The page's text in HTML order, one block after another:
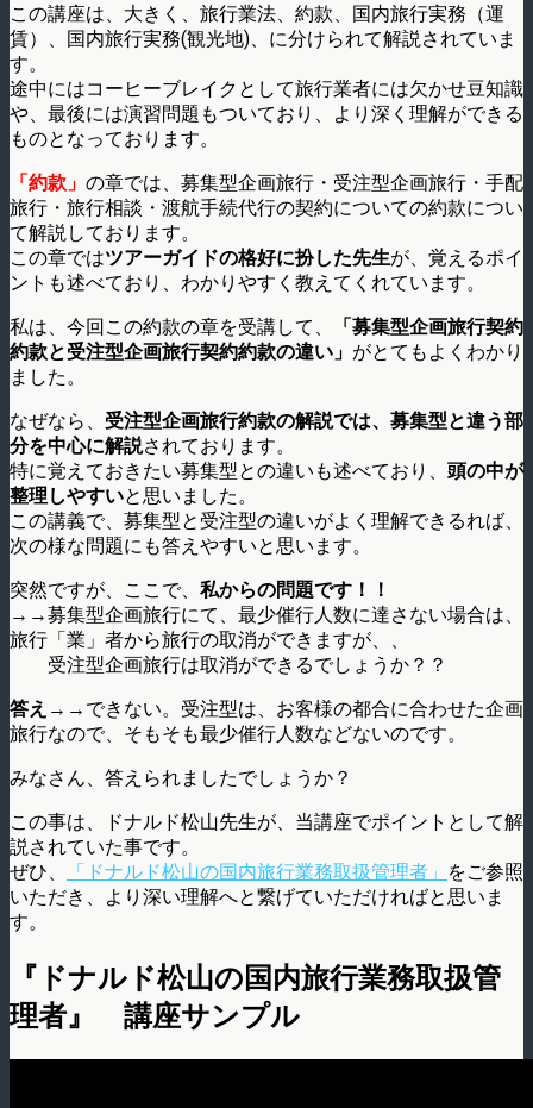
この講座は、大きく、旅行業法、約款、国内旅行実務（運
賃）、国内旅行実務(観光地)、に分けられて解説されていま
す。
途中にはコーヒーブレイクとして旅行業者には欠かせ豆知識
や、最後には演習問題もついており、より深く理解ができる
ものとなっております。
「約款」 の章では、募集型企画旅行・受注型企画旅行・手配
旅行・旅行相談・渡航手続代行の契約についての約款につい
て解説しております。
この章ではツアーガイドの格好に扮した先生が、覚えるポイ
ントも述べており、わかりやすく教えてくれています。
私は、今回この約款の章を受講して、
「募集型企画旅行契約
約款と受注型企画旅行契約約款の違い」 がとてもよくわかり
ました。
なぜなら、 受注型企画旅行約款の解説では、募集型と違う部
分を中心に解説されております。
特に覚えておきたい募集型との違いも述べており、 頭の中が
整理しやすいと思いました。
この講義で、募集型と受注型の違いがよく理解できるれば、
次の様な問題にも答えやすいと思います。
突然ですが、ここで、 私からの問題です！！
→→募集型企画旅行にて、最少催行人数に達さない場合は、
旅行「業」者から旅行の取消ができますが、、
受注型企画旅行は取消ができるでしょうか？？
答え→→ できない。受注型は、お客様の都合に合わせた企画
旅行なので、そもそも最少催行人数などないのです。
みなさん、答えられましたでしょうか？
この事は、ドナルド松山先生が、当講座でポイントとして解
説されていた事です。
ぜひ、
「ドナルド松山の国内旅行業務取扱管理者」 をご参照
いただき、より深い理解へと繋げていただければと思いま
す。
『ドナルド松山の国内旅行業務取扱管
理者』 講座サンプル